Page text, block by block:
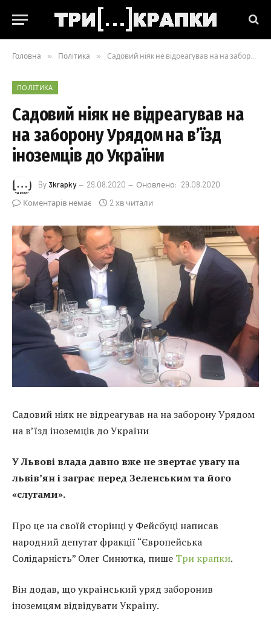
Головна » Політика » Садовий ніяк не відреагував на на заборону Урядом на в’їзд іноземців до України
ПОЛІТИКА
Садовий ніяк не відреагував на
на заборону Урядом на в’їзд
іноземців до України
By 3krapky 29.08.2020 Оновлено: 29.08.2020
Коментарів немає
2 хв читали
Садовий ніяк не відреагував на на заборону Урядом
на в’їзд іноземців до України
У Львові влада давно вже не звертає увагу на
львів’ян і заграє перед Зеленським та його
«слугами».
Про це на своїй сторінці у Фейсбуці написав
народний депутат фракції “Європейська
Солідарність” Олег Синютка, пише Три крапки.
Він додав, що український уряд заборонив
іноземцям відвідувати Україну.